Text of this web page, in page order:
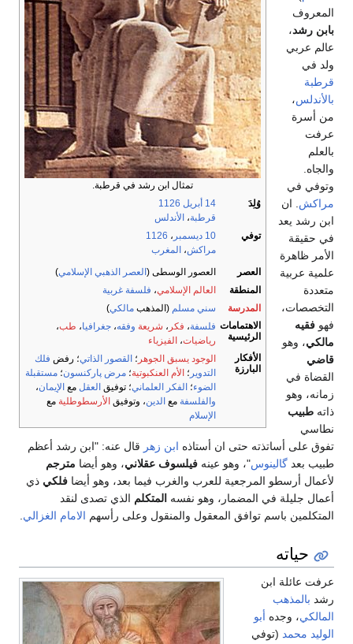
تمثال ابن رشد في قرطبة.
وُلِدَ
14 أبريل
1126
قرطبة، الأندلس
توفي
10 ديسمبر ، 1126
مراكش، المغرب
العصر
العصور الوسطى ( العصر الذهبي الإسلامي)
المنطقة
العالم الإسلامي، فلسفة غربية
المدرسة
سني مسلم (المذهب مالكي)
الاهتمامات
الرئيسية
فلسفة، فكر ، شريعة وفقه، جغرافيا، طب،
رياضيات، الفيزياء
الأفكار
البارزة
الوجود يسبق الجوهر ؛ القصور الذاتي؛ رفض فلك
التدوير ؛ الأم العنكبوتية؛ مرض پاركنسون؛ مستقبلة
الضوء؛ الفكر العلماني؛ توفيق العقل مع الإيمان،
والفلسفة مع الدين، وتوفيق الأرسطوطلية مع
الإسلام
المعروف
بابن رشد،
عالم عربي
ولد في
قرطبة
بالأندلس،
من أسرة
عرفت
بالعلم
والجاه.
وتوفي في
مراكش . ان
ابن رشد يعد
في حقيقة
الأمر ظاهرة
علمية عربية
متعددة
التخصصات،
فهو فقيه
مالكي، وهو
قاضي
القضاة في
زمانه، وهو
ذاته طبيب
نطاسي
تفوق على أساتذته حتى ان أستاذه ابن زهر قال عنه: "ابن رشد أعظم
طبيب بعد گالينوس"، وهو عينه فيلسوف عقلاني، وهو أيضا مترجم
لأعمال أرسطو المرجعية للعرب والغرب فيما بعد، وهو أيضا فلكي ذي
أعمال جليلة في المضمار، وهو نفسه المتكلم الذي تصدى لنقد
المتكلمين باسم توافق المعقول والمنقول وعلى رأسهم الامام الغزالي
حياته
عرفت عائلة ابن
رشد بالمذهب
المالكي، وجده أبو
الوليد محمد (توفي